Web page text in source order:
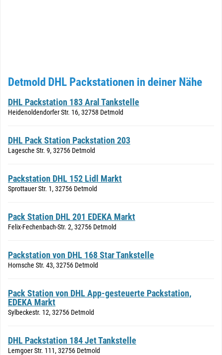
Detmold DHL Packstationen in deiner Nähe
DHL Packstation 183 Aral Tankstelle
Heidenoldendorfer Str. 16, 32758 Detmold
DHL Pack Station Packstation 203
Lagesche Str. 9, 32756 Detmold
Packstation DHL 152 Lidl Markt
Sprottauer Str. 1, 32756 Detmold
Pack Station DHL 201 EDEKA Markt
Felix-Fechenbach-Str. 2, 32756 Detmold
Packstation von DHL 168 Star Tankstelle
Hornsche Str. 43, 32756 Detmold
Pack Station von DHL App-gesteuerte Packstation,
EDEKA Markt
Sylbeckestr. 12, 32756 Detmold
DHL Packstation 184 Jet Tankstelle
Lemgoer Str. 111, 32756 Detmold